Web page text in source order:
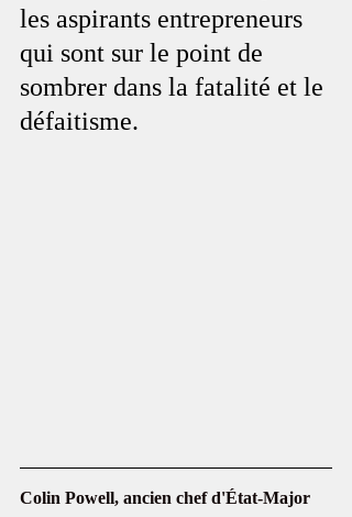
les aspirants entrepreneurs
qui sont sur le point de
sombrer dans la fatalité et le
défaitisme.
Colin Powell, ancien chef d'État-Major